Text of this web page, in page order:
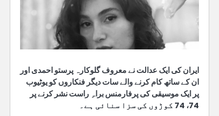
ایران کی ایک عدالت نے معروف گلوکارہ پرستو احمدی اور
ان کے ساتھ کام کرنے والے سات دیگر فنکاروں کو یوٹیوب
پر ایک موسیقی کی پرفارمنس براہِ راست نشر کرنے پر
74، 74 کوڑوں کی سزا سنائی ہے۔